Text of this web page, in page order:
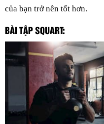
của bạn trở nên tốt hơn.
BÀI TẬP SQUART: